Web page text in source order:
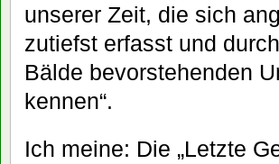
unserer Zeit, die sich
zutiefst erfasst und
Bälde bevorstehenden
kennen“.
Ich meine: Die „Letzte